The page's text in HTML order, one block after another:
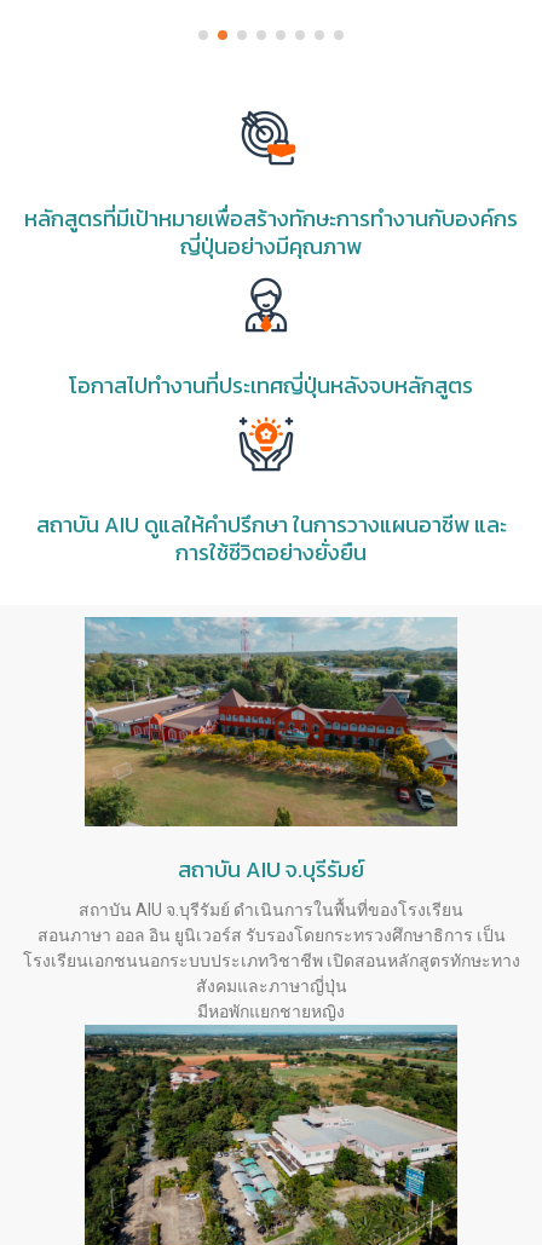
หลักสูตรที่มีเป้าหมายเพื่อสร้างทักษะการทำงานกับองค์กร
ญี่ปุ่นอย่างมีคุณภาพ
โอกาสไปทำงานที่ประเทศญี่ปุ่นหลังจบหลักสูตร
สถาบัน AIU ดูแลให้คำปรึกษา ในการวางแผนอาชีพ และ
การใช้ชีวิตอย่างยั่งยืน
สถาบัน AIU จ.บุรีรัมย์
สถาบัน AIU จ.บุรีรัมย์ ดำเนินการในพื้นที่ของโรงเรียน
สอนภาษา ออล อิน ยูนิเวอร์ส รับรองโดยกระทรวงศึกษาธิการ เป็น
โรงเรียนเอกชนนอกระบบประเภทวิชาชีพ เปิดสอนหลักสูตรทักษะทาง
สังคมและภาษาญี่ปุ่น
มีหอพักแยกชายหญิง